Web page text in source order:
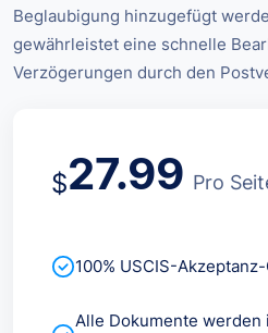
Beglaubigung hinzugefügt
gewährleistet eine schnelle
Verzögerungen durch den
$27.99 Pro
100% USCIS-
Alle Dokumente werden